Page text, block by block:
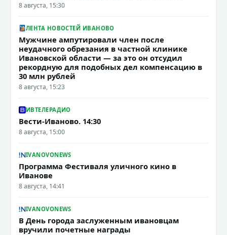
8 августа, 15:30
ЛЕНТА НОВОСТЕЙ ИВАНОВО
Мужчине ампутировали член после
неудачного обрезания в частной клинике
Ивановской области — за это он отсудил
рекордную для подобных дел компенсацию в
30 млн рублей
8 августа, 15:23
ИВТЕЛЕРАДИО
Вести-Иваново. 14:30
8 августа, 15:00
IVANOVONEWS
Программа Фестиваля уличного кино в
Иванове
8 августа, 14:41
IVANOVONEWS
В День города заслуженным ивановцам
вручили почетные награды